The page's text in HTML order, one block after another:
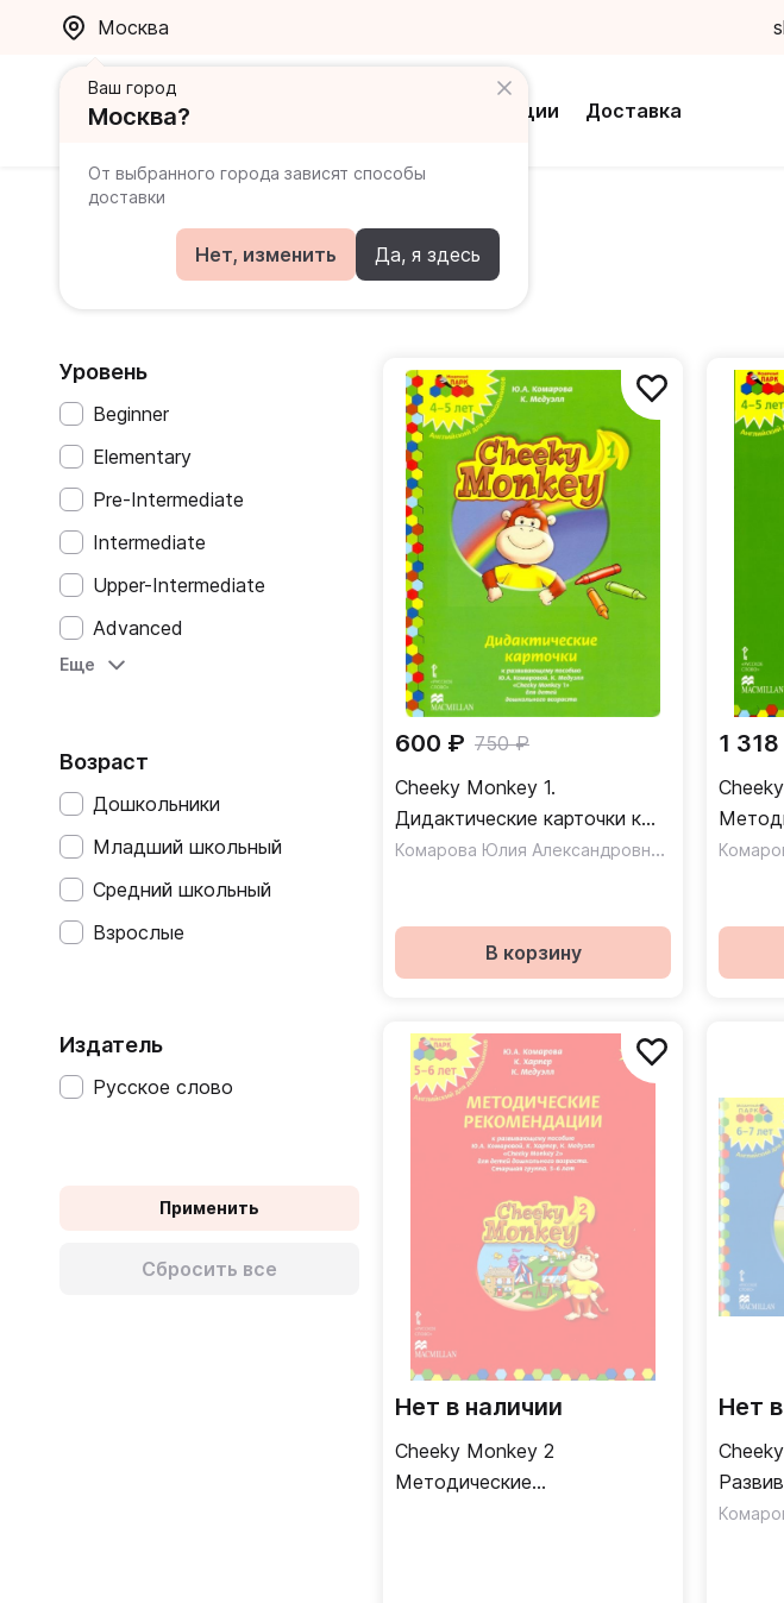
Москва
Акции Доставка
Ваш город
Москва?
От выбранного города зависят способы
доставки
Нет, изменить Да, я здесь
Главная Каталог
Cheeky Monkey
Уровень
Beginner
Elementary
Pre-Intermediate
Intermediate
Upper-Intermediate
Advanced
Неадаптированные
Elementare (A2)
Intermedio (B1)
Intermedio Superiore (B2)
Avanzato (C1)
Introductif (A1)
Avance (B2)
Autonome (C1)
Gute Mittelstufe (B2)
Еще
Возраст
Дошкольники
Младший школьный
Средний школьный
Взрослые
Издатель
Русское слово
Применить
Сбросить все
600 ₽ 750 ₽
Cheeky Monkey 1.
Дидактические карточки к
развивающему пособию для
Комарова Юлия Александровна, Медуэлл
В корзину
1
Нет в наличии
Cheeky Monkey 2
Методические
Нет